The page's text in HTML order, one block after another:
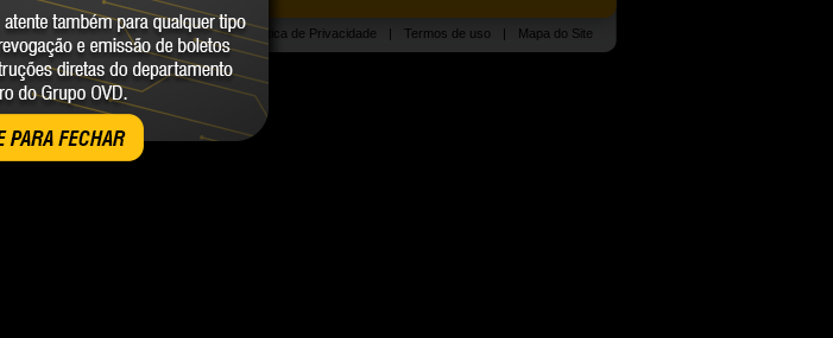
PARA FECHAR
Política de Privacidade | Termos de uso | Mapa do Site